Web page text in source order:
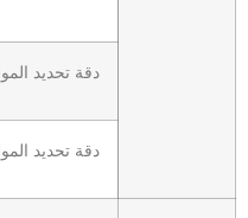
دقة تحديد
دقة تحديد